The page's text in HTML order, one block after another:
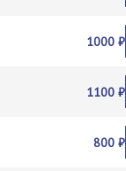
1000 ₽
1100 ₽
800 ₽